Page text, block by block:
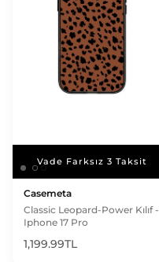
Vade Farksız 3 Taksit
Vade Farksız 3 Taksit
Casemeta
Classic Leopard-Power Kılıf -
Iphone 17 Pro
1,199.99TL